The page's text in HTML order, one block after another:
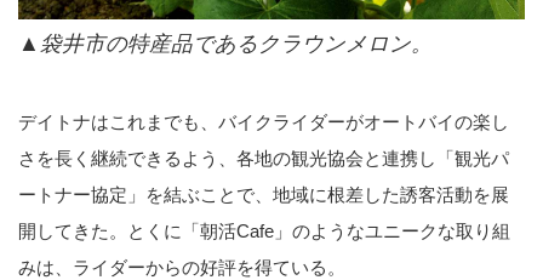
▲袋井市の特産品であるクラウンメロン。
デイトナはこれまでも、バイクライダーがオートバイの楽し
さを長く継続できるよう、各地の観光協会と連携し「観光パ
ートナー協定」を結ぶことで、地域に根差した誘客活動を展
開してきた。とくに「朝活Cafe」のようなユニークな取り組
みは、ライダーからの好評を得ている。